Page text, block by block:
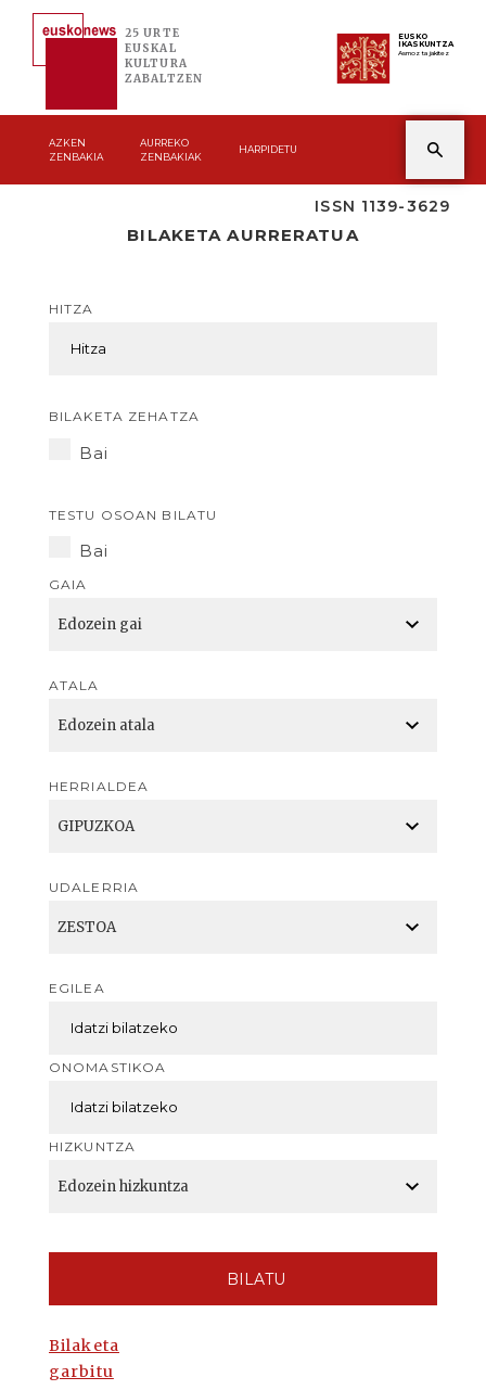
25 URTE
EUSKAL
KULTURA
ZABALTZEN
EUSKO
IKASKUNTZA
Asmoz ta jakitez
AZKEN
ZENBAKIA
AURREKO
ZENBAKIAK
HARPIDETU
ISSN 1139-3629
BILAKETA AURRERATUA
HITZA
BILAKETA ZEHATZA
Bai
TESTU OSOAN BILATU
Bai
GAIA
ATALA
HERRIALDEA
UDALERRIA
EGILEA
ONOMASTIKOA
HIZKUNTZA
BILATU
Bilaketa
garbitu